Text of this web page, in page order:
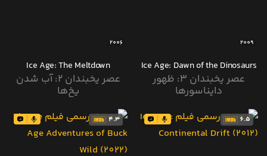
2009
Ice Age: Dawn of the Dinosaurs
عصر یخبندان ۳: ظهور
دایناسورها
2006
Ice Age: The Meltdown
عصر یخبندان ۲: آب شدن
یخ‌ها
6.5
4.3